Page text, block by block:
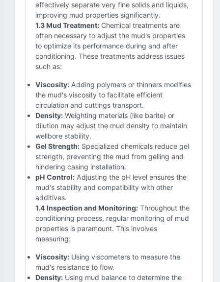
effectively separate very fine solids and liquids,
improving mud properties significantly.
1.3 Mud Treatment: Chemical treatments are
often necessary to adjust the mud's properties
to optimize its performance during and after
conditioning. These treatments address issues
such as:
Viscosity: Adding polymers or thinners modifies
the mud's viscosity to facilitate efficient
circulation and cuttings transport.
Density: Weighting materials (like barite) or
dilution may adjust the mud density to maintain
wellbore stability.
Gel Strength: Specialized chemicals reduce gel
strength, preventing the mud from gelling and
hindering casing installation.
pH Control: Adjusting the pH level ensures the
mud's stability and compatibility with other
additives.
1.4 Inspection and Monitoring: Throughout the
conditioning process, regular monitoring of mud
properties is paramount. This involves
measuring:
Viscosity: Using viscometers to measure the
mud's resistance to flow.
Density: Using mud balance to determine the